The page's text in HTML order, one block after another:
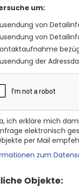
um:
von
von
der
ich erkläre mich
elektronisch
per Mail
zum
Objekte: